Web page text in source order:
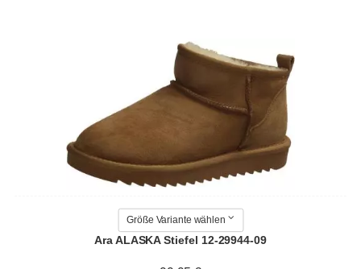
Größe Variante wählen
Ara ALASKA Stiefel 12-29944-09